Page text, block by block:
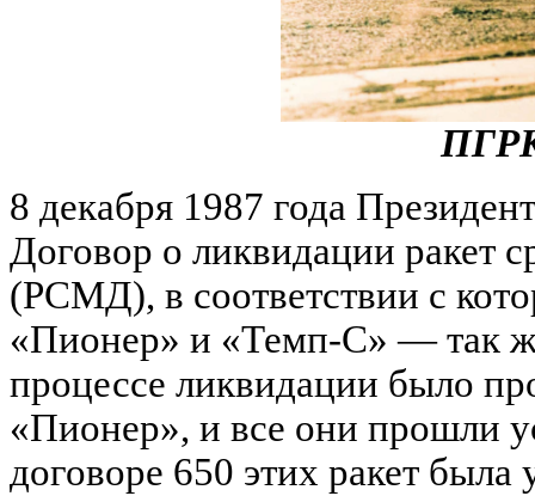
8 декабря 1987 года
Договор о ликвидации ракет
(РСМД), в соответствии с
«Пионер» и «Темп-С» — так
процессе ликвидации было
«Пионер», и все они прошли
договоре 650 этих ракет